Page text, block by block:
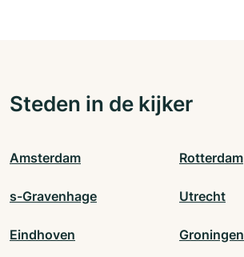
Steden in de kijker
Amsterdam Rotterdam
s-Gravenhage Utrecht
Eindhoven Groningen